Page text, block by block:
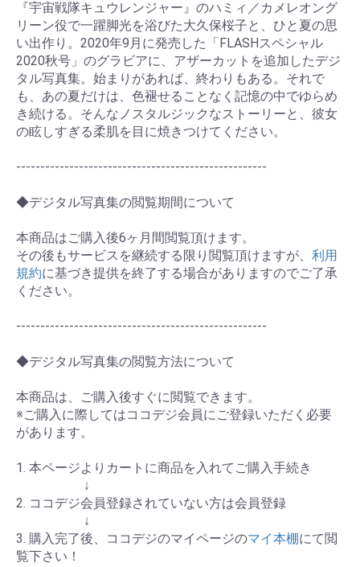
お買い物を続ける
『宇宙戦隊キュウレンジャー』のハミィ／カメレオング
リーン役で一躍脚光を浴びた大久保桜子と、ひと夏の思
い出作り。2020年9月に発売した「FLASHスペシャル
2020秋号」のグラビアに、アザーカットを追加したデジ
タル写真集。始まりがあれば、終わりもある。それで
も、あの夏だけは、色褪せることなく記憶の中でゆらめ
き続ける。そんなノスタルジックなストーリーと、彼女
の眩しすぎる柔肌を目に焼きつけてください。
----------------------------------------------------
◆デジタル写真集の閲覧期間について
本商品はご購入後6ヶ月間閲覧頂けます。
その後もサービスを継続する限り閲覧頂けますが、 利用
規約に基づき提供を終了する場合がありますのでご了承
ください。
----------------------------------------------------
◆デジタル写真集の閲覧方法について
本商品は、ご購入後すぐに閲覧できます。
※ご購入に際してはココデジ会員にご登録いただく必要
があります。
1. 本ページよりカートに商品を入れてご購入手続き
↓
2. ココデジ会員登録されていない方は会員登録
↓
3. 購入完了後、ココデジのマイページのマイ本棚にて閲
覧下さい！